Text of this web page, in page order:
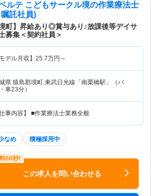
ルテ こどもサークル境の作業療法士
託社員)
町】昇給あり◎賞与あり♪放課後等デイサ
募集＜契約社員＞
モデル月収】 25.7万円～
県 猿島郡境町 東武日光線「南栗橋駅」（バ
車23分）
仕事内容】 ■作業療法士業務全般
なめ 積極採用中
この求人を問い合わせる